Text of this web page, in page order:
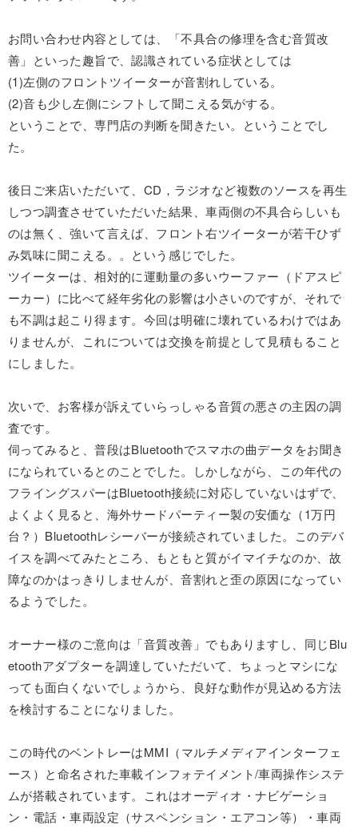
お問い合わせ内容としては、「不具合の修理を含む音質改
善」といった趣旨で、認識されている症状としては
(1)左側のフロントツイーターが音割れしている。
(2)音も少し左側にシフトして聞こえる気がする。
ということで、専門店の判断を聞きたい。ということでし
た。
後日ご来店いただいて、CD，ラジオなど複数のソースを再生
しつつ調査させていただいた結果、車両側の不具合らしいも
のは無く、強いて言えば、フロント右ツイーターが若干ひず
み気味に聞こえる。。という感じでした。
ツイーターは、相対的に運動量の多いウーファー（ドアスピ
ーカー）に比べて経年劣化の影響は小さいのですが、それで
も不調は起こり得ます。今回は明確に壊れているわけではあ
りませんが、これについては交換を前提として見積もること
にしました。
次いで、お客様が訴えていらっしゃる音質の悪さの主因の調
査です。
伺ってみると、普段はBluetoothでスマホの曲データをお聞き
になられているとのことでした。しかしながら、この年代の
フライングスパーはBluetooth接続に対応していないはずで、
よくよく見ると、海外サードパーティー製の安価な（1万円
台？）Bluetoothレシーバーが接続されていました。このデバ
イスを調べてみたところ、もともと質がイマイチなのか、故
障なのかはっきりしませんが、音割れと歪の原因になってい
るようでした。
オーナー様のご意向は「音質改善」でもありますし、同じBlu
etoothアダプターを調達していただいて、ちょっとマシにな
っても面白くないでしょうから、良好な動作が見込める方法
を検討することになりました。
この時代のベントレーはMMI（マルチメディアインターフェ
ース）と命名された車載インフォテイメント/車両操作システ
ムが搭載されています。これはオーディオ・ナビゲーショ
ン・電話・車両設定（サスペンション・エアコン等）・車両